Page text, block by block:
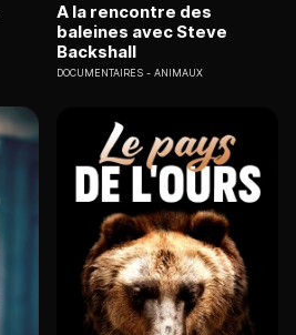
A la rencontre des
baleines avec Steve
Backshall
DOCUMENTAIRES ANIMAUX